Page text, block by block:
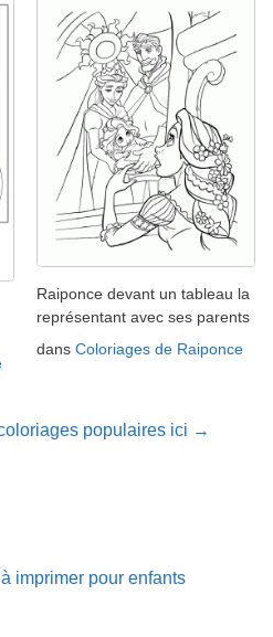
Raiponce devant un tableau la
représentant avec ses parents
dans Coloriages de Raiponce
populaires ici →
à imprimer pour enfants